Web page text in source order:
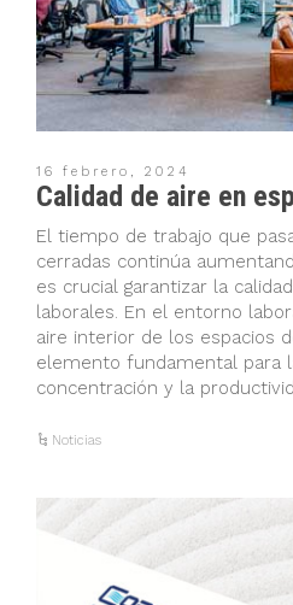
16 febrero, 2024
Calidad de aire en
El tiempo de trabajo que
cerradas continúa
es crucial garantizar la
laborales. En el entorno
aire interior de los espacios
elemento fundamental para
concentración y la
Noticias